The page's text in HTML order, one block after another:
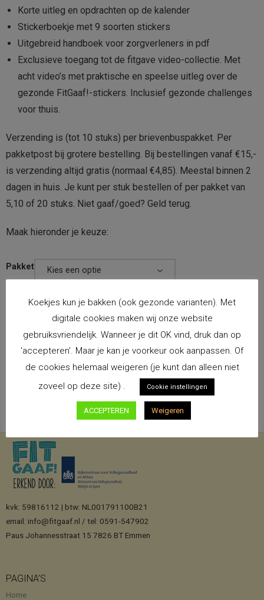
Korte uitleg en opdrachten op de kalender
Stickerboekje met 9 soorten stickers
Uitgebreid handboek voor zorgverleners in pdf
Exclusieve toegang tot de fitgave video-collectie. Met
acht video’s met praktische en speelse uitleg over de
gezonde FitGaaf!-stickers. Inclusief gezonde challenges
voor thuis.
Verzending is (tot 10 stuks) per brievenbuspakket. Per
pakketpost bij grotere bestelling. Bij bestellingen vanaf €15,-
is verzending altijd gratis (normaal €4,85). Meestal binnen 2
dagen in huis. Je kunt per stuk bestellen of per pakket van
5,10 of 20 stuks. Niet gaaf/goed? Geld terug.
Maak hieronder je keuze:
Pakket
TOEVOEGEN AAN WINKELWAGEN
kvk: 59816112 | btw: NL001791100B21
email: info@fitgaaf.nl / tel: 0591-547902
Paus Johannesstraat 15 7826 BT Emmen
PAGINA’S
Home
Koekjes kun je bakken (ook gezonde varianten). Met
digitale cookies maken wij onze website
gebruiksvriendelijk. Wanneer je dit OK vind, druk dan op
'accepteren'. Maar je kan je voorkeur ook aanpassen. Of
de cookies helemaal weigeren (je kunt dan alleen niet
zoveel op deze site) .
Cookie instellingen
ACCEPTEREN Weigeren